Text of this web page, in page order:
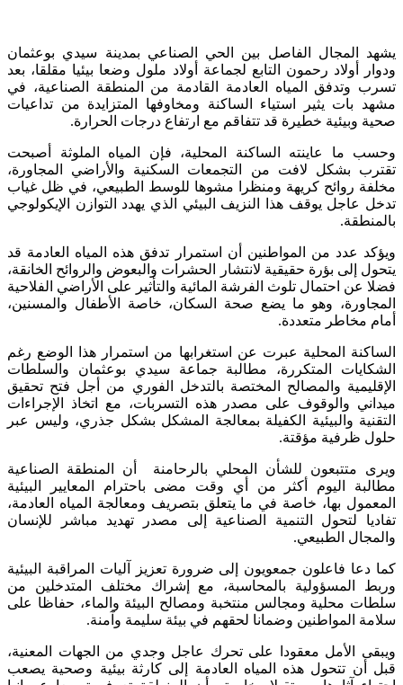
يشهد المجال الفاصل بين الحي الصناعي بمدينة سيدي بوعثمان
ودوار أولاد رحمون التابع لجماعة أولاد ملول وضعا بيئيا مقلقا، بعد
تسرب وتدفق المياه العادمة القادمة من المنطقة الصناعية، في
مشهد بات يثير استياء الساكنة ومخاوفها المتزايدة من تداعيات
صحية وبيئية خطيرة قد تتفاقم مع ارتفاع درجات الحرارة.
وحسب ما عاينته الساكنة المحلية، فإن المياه الملوثة أصبحت
تقترب بشكل لافت من التجمعات السكنية والأراضي المجاورة،
مخلفة روائح كريهة ومنظرا مشوها للوسط الطبيعي، في ظل غياب
تدخل عاجل يوقف هذا النزيف البيئي الذي يهدد التوازن الإيكولوجي
بالمنطقة.
ويؤكد عدد من المواطنين أن استمرار تدفق هذه المياه العادمة قد
يتحول إلى بؤرة حقيقية لانتشار الحشرات والبعوض والروائح الخانقة،
فضلا عن احتمال تلوث الفرشة المائية والتأثير على الأراضي الفلاحية
المجاورة، وهو ما يضع صحة السكان، خاصة الأطفال والمسنين،
أمام مخاطر متعددة.
الساكنة المحلية عبرت عن استغرابها من استمرار هذا الوضع رغم
الشكايات المتكررة، مطالبة جماعة سيدي بوعثمان والسلطات
الإقليمية والمصالح المختصة بالتدخل الفوري من أجل فتح تحقيق
ميداني والوقوف على مصدر هذه التسربات، مع اتخاذ الإجراءات
التقنية والبيئية الكفيلة بمعالجة المشكل بشكل جذري، وليس عبر
حلول ظرفية مؤقتة.
ويرى متتبعون للشأن المحلي بالرحامنة أن المنطقة الصناعية
مطالبة اليوم أكثر من أي وقت مضى باحترام المعايير البيئية
المعمول بها، خاصة في ما يتعلق بتصريف ومعالجة المياه العادمة،
تفاديا لتحول التنمية الصناعية إلى مصدر تهديد مباشر للإنسان
والمجال الطبيعي.
كما دعا فاعلون جمعويون إلى ضرورة تعزيز آليات المراقبة البيئية
وربط المسؤولية بالمحاسبة، مع إشراك مختلف المتدخلين من
سلطات محلية ومجالس منتخبة ومصالح البيئة والماء، حفاظا على
سلامة المواطنين وضمانا لحقهم في بيئة سليمة وآمنة.
ويبقى الأمل معقودا على تحرك عاجل وجدي من الجهات المعنية،
قبل أن تتحول هذه المياه العادمة إلى كارثة بيئية وصحية يصعب